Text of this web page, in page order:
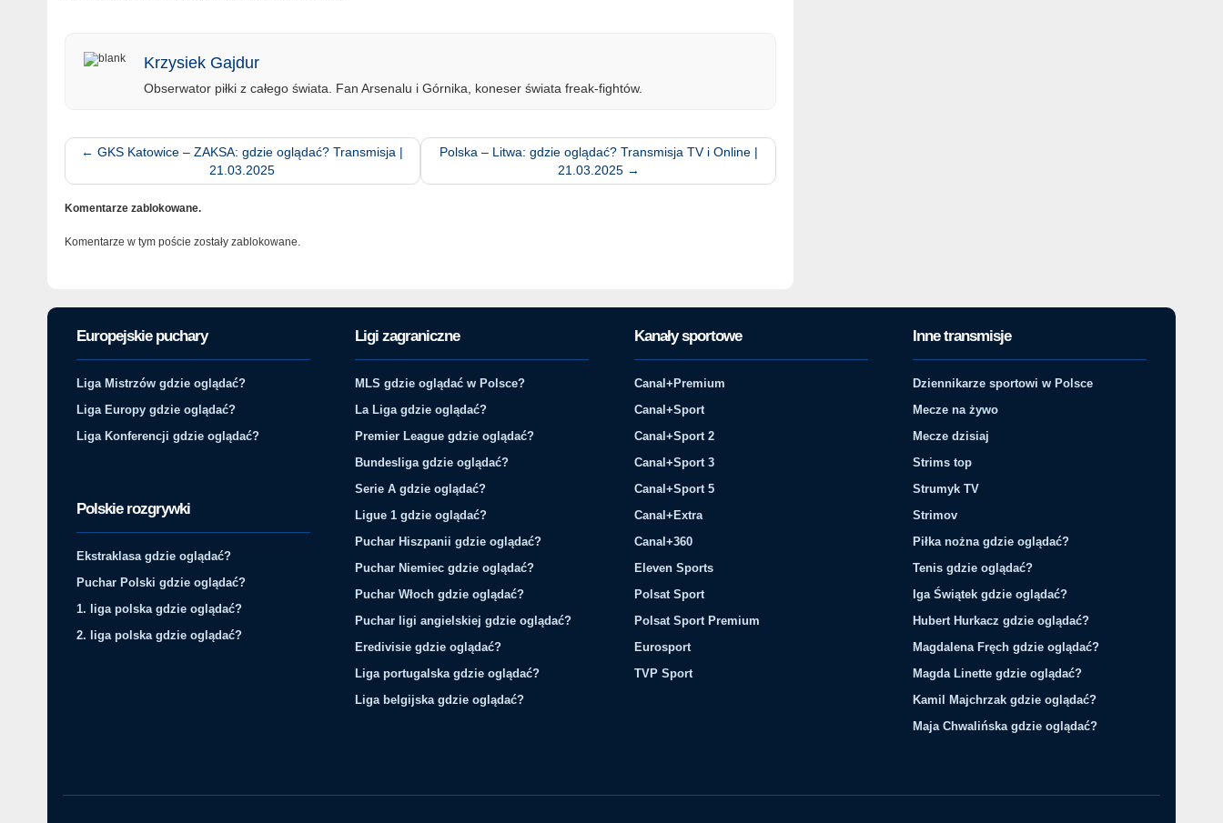
Krzysiek Gajdur
Obserwator piłki z całego świata. Fan Arsenalu i Górnika, koneser świata freak-fightów.
← GKS Katowice – ZAKSA: gdzie oglądać? Transmisja |
21.03.2025
Polska – Litwa: gdzie oglądać? Transmisja TV i Online |
21.03.2025 →
Komentarze zablokowane.
Komentarze w tym poście zostały zablokowane.
Europejskie puchary
Liga Mistrzów gdzie oglądać?
Liga Europy gdzie oglądać?
Liga Konferencji gdzie oglądać?
Polskie rozgrywki
Ekstraklasa gdzie oglądać?
Puchar Polski gdzie oglądać?
1. liga polska gdzie oglądać?
2. liga polska gdzie oglądać?
Ligi zagraniczne
MLS gdzie oglądać w Polsce?
La Liga gdzie oglądać?
Premier League gdzie oglądać?
Bundesliga gdzie oglądać?
Serie A gdzie oglądać?
Ligue 1 gdzie oglądać?
Puchar Hiszpanii gdzie oglądać?
Puchar Niemiec gdzie oglądać?
Puchar Włoch gdzie oglądać?
Puchar ligi angielskiej gdzie oglądać?
Eredivisie gdzie oglądać?
Liga portugalska gdzie oglądać?
Liga belgijska gdzie oglądać?
Kanały sportowe
Canal+Premium
Canal+Sport
Canal+Sport 2
Canal+Sport 3
Canal+Sport 5
Canal+Extra
Canal+360
Eleven Sports
Polsat Sport
Polsat Sport Premium
Eurosport
TVP Sport
Inne transmisje
Dziennikarze sportowi w Polsce
Mecze na żywo
Mecze dzisiaj
Strims top
Strumyk TV
Strimov
Piłka nożna gdzie oglądać?
Tenis gdzie oglądać?
Iga Świątek gdzie oglądać?
Hubert Hurkacz gdzie oglądać?
Magdalena Fręch gdzie oglądać?
Magda Linette gdzie oglądać?
Kamil Majchrzak gdzie oglądać?
Maja Chwalińska gdzie oglądać?